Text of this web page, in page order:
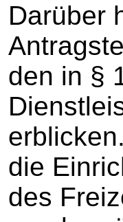
Darüber
den in §
die
des